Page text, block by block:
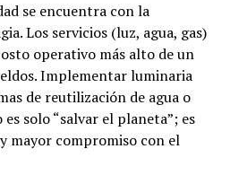
se encuentra con la
Los servicios (luz, agua, gas)
operativo más alto de un
Implementar luminaria
de reutilización de agua o
solo “salvar el planeta”; es
mayor compromiso con el